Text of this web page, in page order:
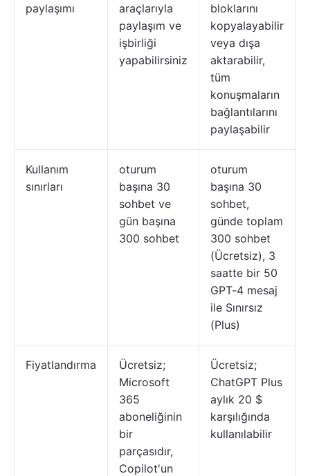
paylaşımı
araçlarıyla
paylaşım ve
işbirliği
yapabilirsiniz
bloklarını
kopyalayabilir
veya dışa
aktarabilir,
tüm
konuşmaların
bağlantılarını
paylaşabilir
Kullanım
sınırları
oturum
başına 30
sohbet ve
gün başına
300 sohbet
oturum
başına 30
sohbet,
günde toplam
300 sohbet
(Ücretsiz), 3
saatte bir 50
GPT-4 mesaj
ile Sınırsız
(Plus)
Fiyatlandırma
Ücretsiz;
Microsoft
365
aboneliğinin
bir
parçasıdır,
Copilot'un
Ücretsiz;
ChatGPT Plus
aylık 20 $
karşılığında
kullanılabilir